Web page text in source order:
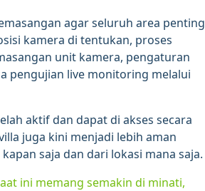
agar seluruh area penting
kamera di tentukan, proses
unit kamera, pengaturan
pengujian live monitoring melalui
aktif dan dapat di akses secara
juga kini menjadi lebih aman
saja dan dari lokasi mana saja.
ini memang semakin di minati,